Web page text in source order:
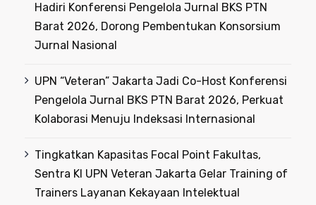
Hadiri Konferensi Pengelola Jurnal BKS PTN
Barat 2026, Dorong Pembentukan Konsorsium
Jurnal Nasional
UPN “Veteran” Jakarta Jadi Co-Host Konferensi
Pengelola Jurnal BKS PTN Barat 2026, Perkuat
Kolaborasi Menuju Indeksasi Internasional
Tingkatkan Kapasitas Focal Point Fakultas,
Sentra KI UPN Veteran Jakarta Gelar Training of
Trainers Layanan Kekayaan Intelektual